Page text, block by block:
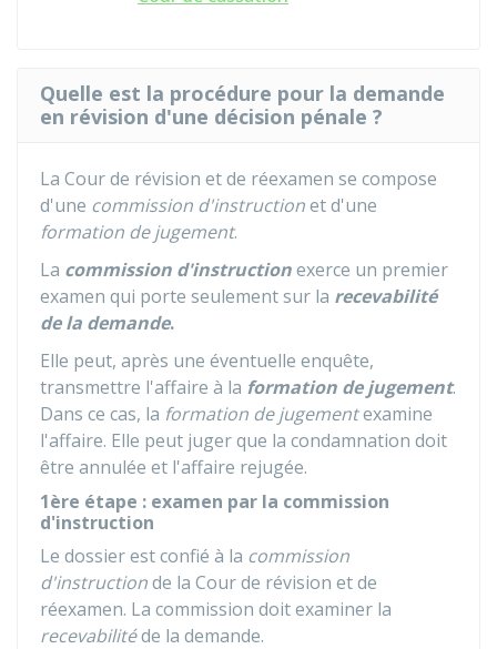
Quelle est la procédure pour la demande
en révision d'une décision pénale ?
La Cour de révision et de réexamen se compose
d'une commission d'instructionet d'une
formation de jugement.
La commission d'instructionexerce un premier
examen qui porte seulement sur la recevabilité
de la demande.
Elle peut, après une éventuelle enquête,
transmettre l'affaire à la formation de jugement.
Dans ce cas, la formation de jugementexamine
l'affaire. Elle peut juger que la condamnation doit
être annulée et l'affaire rejugée.
1ère étape : examen par la commission
d'instruction
Le dossier est confié à la commission
d'instructionde la Cour de révision et de
réexamen. La commission doit examiner la
recevabilitéde la demande.